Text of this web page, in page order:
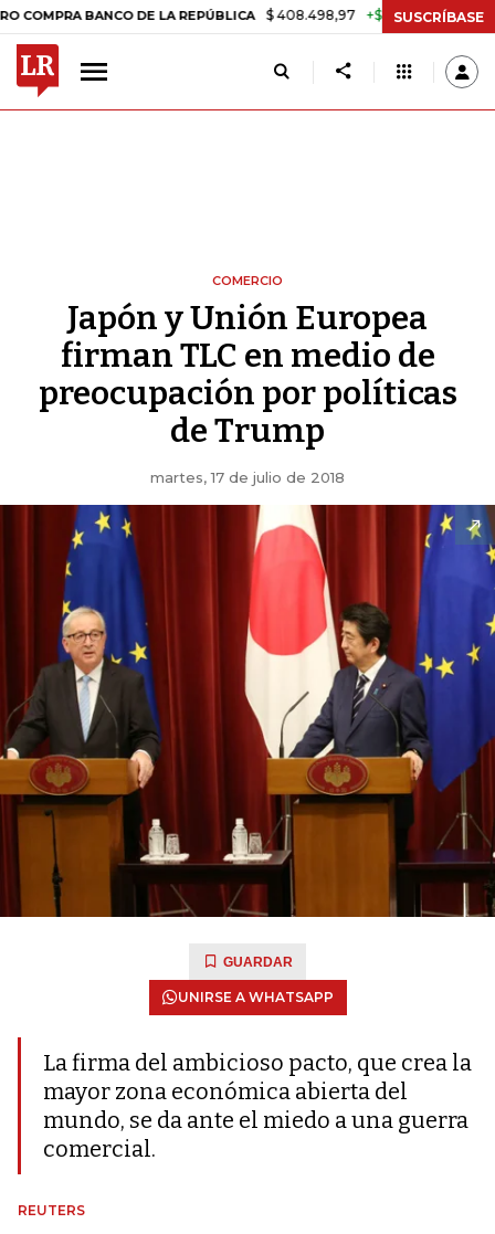
BANCO DE LA REPÚBLICA $ 408.498,97 +$ 8.753,81 +2,19%
SUSCRÍBASE
COMERCIO
Japón y Unión Europea
firman TLC en medio de
preocupación por políticas
de Trump
martes, 17 de julio de 2018
GUARDAR
UNIRSE A WHATSAPP
La firma del ambicioso pacto, que crea la
mayor zona económica abierta del
mundo, se da ante el miedo a una guerra
comercial.
REUTERS